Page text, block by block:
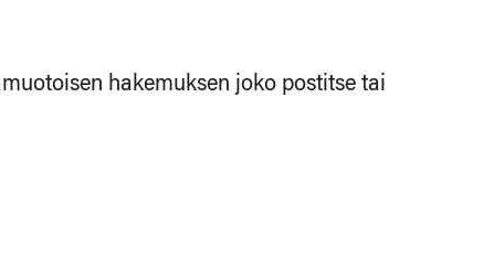
hakemuksen joko postitse tai